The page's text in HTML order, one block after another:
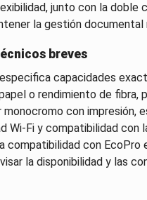
junto con la doble
la gestión documental
breves
capacidades
o rendimiento de fibra,
monocromo con impresión,
Wi‑Fi y compatibilidad con
compatibilidad con EcoPro
la disponibilidad y las